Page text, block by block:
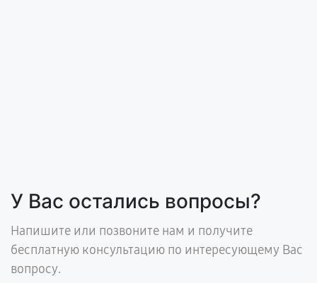
У Вас остались вопросы?
Напишите или позвоните нам и получите
бесплатную консультацию по интересующему Вас
вопросу.